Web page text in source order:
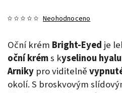
Neohodnoceno
Oční krém Bright-Eyed je
oční kréms kyselinou
Arniky pro viditelně
okolí. S broskvovým